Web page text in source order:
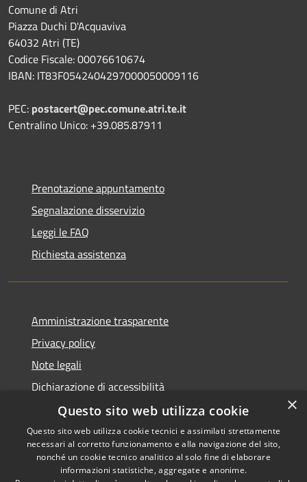
Comune di Atri
Piazza Duchi D'Acquaviva
64032 Atri (TE)
Codice Fiscale: 00076610674
IBAN: IT83F0542404297000050009116
PEC: postacert@pec.comune.atri.te.it
Centralino Unico: +39.085.87911
Prenotazione appuntamento
Segnalazione disservizio
Leggi le FAQ
Richiesta assistenza
Amministrazione trasparente
Privacy policy
Note legali
Dichiarazione di accessibilità
Accessibilità
Copyright © 2026 • Comune di
Atri • Powered by
×
Questo sito web utilizza cookie
Questo sito web utilizza cookie tecnici e assimilati strettamente
necessari al corretto funzionamento e alla navigazione del sito,
nonché un cookie tecnico analitico al solo fine di elaborare
informazioni statistiche, aggregate e anonime.